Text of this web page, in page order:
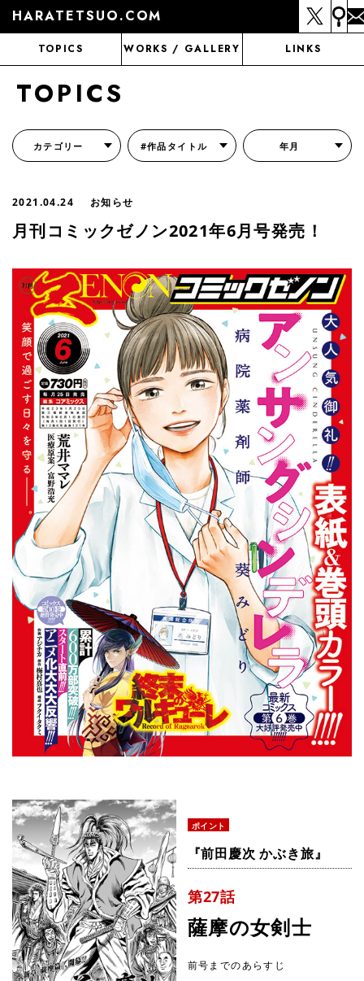
HARATETSUO.COM
TOPICS WORKS / GALLERY LINKS
TOPICS
カテゴリー #作品タイトル 年月
2021.04.24 お知らせ
月刊コミックゼノン2021年6月号発売！
ポイント
『前田慶次 かぶき旅』
第27話
薩摩の女剣士
前号までのあらすじ